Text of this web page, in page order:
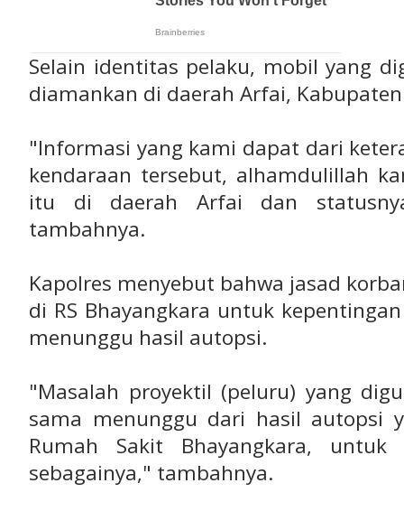
Selain identitas pelaku, mobil yang
diamankan di daerah Arfai,
"Informasi yang kami dapat dari
kendaraan tersebut, alhamdulillah
itu di daerah Arfai dan
tambahnya.
Kapolres menyebut bahwa jasad
di RS Bhayangkara untuk
menunggu hasil autopsi.
"Masalah proyektil (peluru) yang
sama menunggu dari hasil autopsi
Rumah Sakit Bhayangkara,
sebagainya," tambahnya.